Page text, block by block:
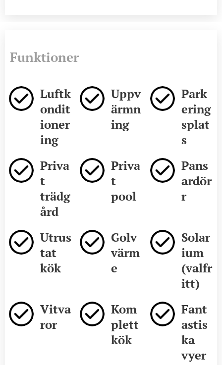
Funktioner
Luftk
ondit
ioner
ing
Uppv
ärmn
ing
Park
ering
splat
s
Priva
t
trädg
ård
Priva
t
pool
Pans
ardör
r
Utrus
tat
kök
Golv
värm
e
Solar
ium
(valfr
itt)
Vitva
ror
Kom
plett
kök
Fant
astis
ka
vyer